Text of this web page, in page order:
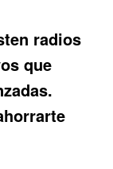
radios
que